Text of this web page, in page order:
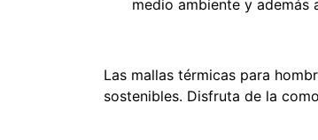
medio ambiente y además
Las mallas térmicas para
sostenibles. Disfruta de la